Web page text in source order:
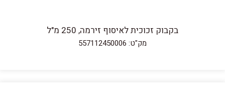
בקבוק זכוכית לאיסוף זירמה, 250 מ"ל
מק"ט: 557112450006